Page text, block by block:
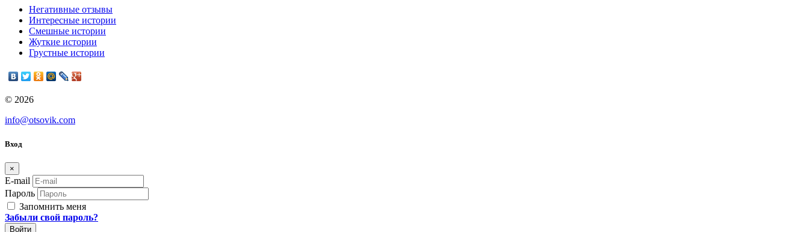
Негативные отзывы
Интересные истории
Смешные истории
Жуткие истории
Грустные истории
© 2026
info@otsovik.com
Вход
×
E-mail
Пароль
Запомнить меня
Забыли свой пароль?